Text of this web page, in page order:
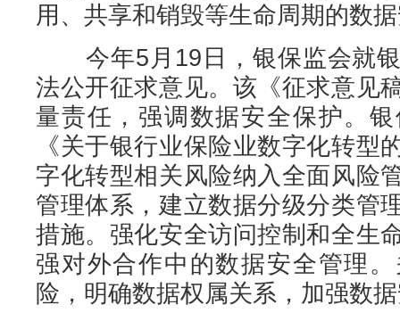
用、共享和销毁等生命周期的数
今年5月19日，银保监会就银
法公开征求意见。该《征求意见
量责任，强调数据安全保护。
《关于银行业保险业数字化转型
字化转型相关风险纳入全面风险
管理体系，建立数据分级分类管
措施。强化安全访问控制和全生
强对外合作中的数据安全管理
险，明确数据权属关系，加强数